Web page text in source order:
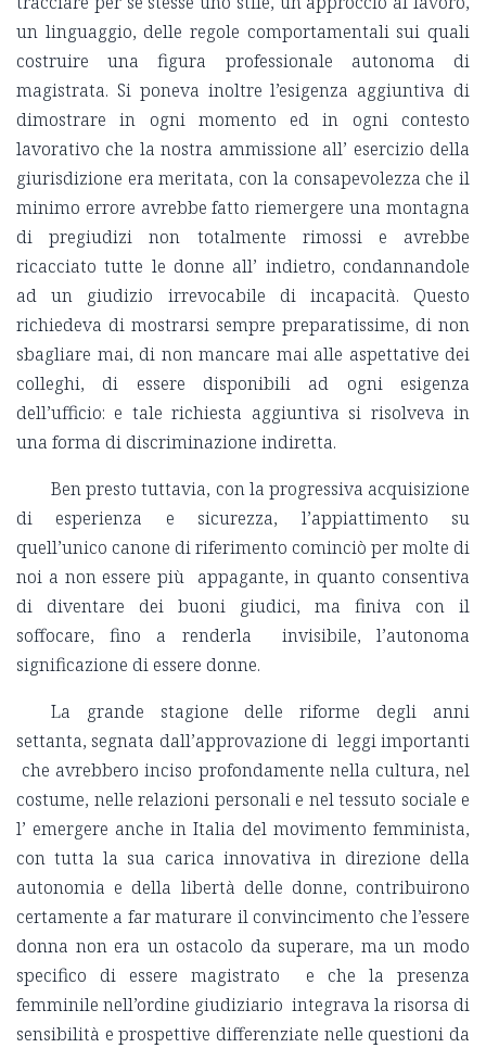
un linguaggio, delle regole comportamentali sui quali
costruire una figura professionale autonoma di
magistrata. Si poneva inoltre l’esigenza aggiuntiva di
dimostrare in ogni momento ed in ogni contesto
lavorativo che la nostra ammissione all’ esercizio della
giurisdizione era meritata, con la consapevolezza che il
minimo errore avrebbe fatto riemergere una montagna
di pregiudizi non totalmente rimossi e avrebbe
ricacciato tutte le donne all’ indietro, condannandole
ad un giudizio irrevocabile di incapacità. Questo
richiedeva di mostrarsi sempre preparatissime, di non
sbagliare mai, di non mancare mai alle aspettative dei
colleghi, di essere disponibili ad ogni esigenza
dell’ufficio: e tale richiesta aggiuntiva si risolveva in
una forma di discriminazione indiretta.
Ben presto tuttavia, con la progressiva acquisizione
di esperienza e sicurezza, l’appiattimento su
quell’unico canone di riferimento cominciò per molte di
noi a non essere più appagante, in quanto consentiva
di diventare dei buoni giudici, ma finiva con il
soffocare, fino a renderla invisibile, l’autonoma
significazione di essere donne.
La grande stagione delle riforme degli anni
settanta, segnata dall’approvazione di leggi importanti
che avrebbero inciso profondamente nella cultura, nel
costume, nelle relazioni personali e nel tessuto sociale e
l’ emergere anche in Italia del movimento femminista,
con tutta la sua carica innovativa in direzione della
autonomia e della libertà delle donne, contribuirono
certamente a far maturare il convincimento che l’essere
donna non era un ostacolo da superare, ma un modo
specifico di essere magistrato e che la presenza
femminile nell’ordine giudiziario integrava la risorsa di
sensibilità e prospettive differenziate nelle questioni da